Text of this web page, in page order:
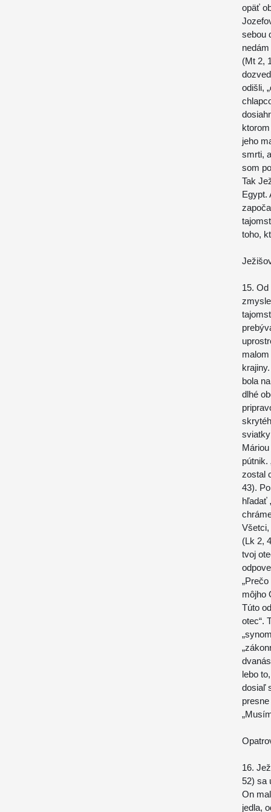
opäť
sebou
(Mt 2,
odišli,
jeho
smrti,
som
Tak
Egypt.
toho,
15.
bola
dlhé
pútnik.
zostal
43).
hľadať
Všetci,
(Lk 2,
tvoj
môjho
Túto
otec“.
lebo
dosiaľ
16.
52) sa
On
jedla,